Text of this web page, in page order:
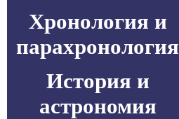
Хронология и
парахронология
История и
астрономия